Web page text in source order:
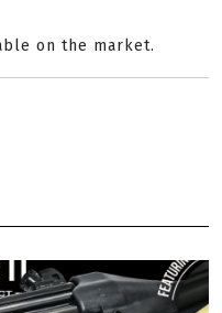
on the market.